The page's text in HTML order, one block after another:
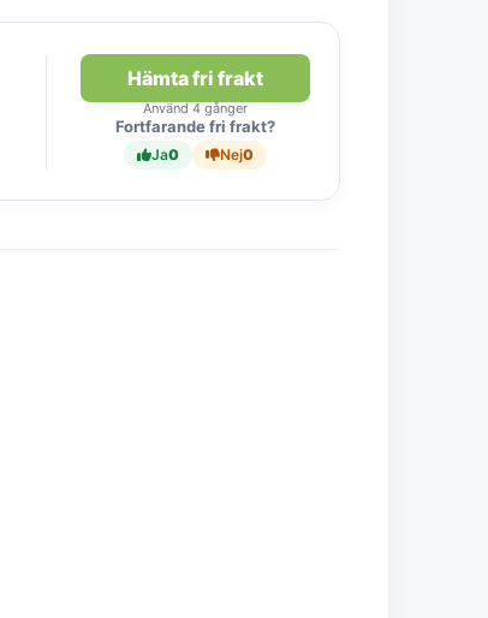
Hämta fri frakt
Använd 4 gånger
Fortfarande fri frakt?
Ja0 Nej0